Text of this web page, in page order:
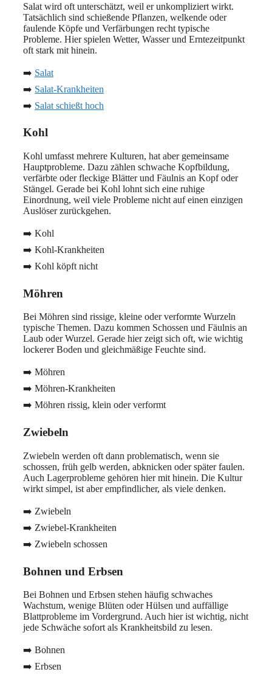
Salat wird oft unterschätzt, weil er unkompliziert wirkt.
Tatsächlich sind schießende Pflanzen, welkende oder
faulende Köpfe und Verfärbungen recht typische
Probleme. Hier spielen Wetter, Wasser und Erntezeitpunkt
oft stark mit hinein.
➡️ Salat
➡️ Salat-Krankheiten
➡️ Salat schießt hoch
Kohl
Kohl umfasst mehrere Kulturen, hat aber gemeinsame
Hauptprobleme. Dazu zählen schwache Kopfbildung,
verfärbte oder fleckige Blätter und Fäulnis an Kopf oder
Stängel. Gerade bei Kohl lohnt sich eine ruhige
Einordnung, weil viele Probleme nicht auf einen einzigen
Auslöser zurückgehen.
➡️ Kohl
➡️ Kohl-Krankheiten
➡️ Kohl köpft nicht
Möhren
Bei Möhren sind rissige, kleine oder verformte Wurzeln
typische Themen. Dazu kommen Schossen und Fäulnis an
Laub oder Wurzel. Gerade hier zeigt sich oft, wie wichtig
lockerer Boden und gleichmäßige Feuchte sind.
➡️ Möhren
➡️ Möhren-Krankheiten
➡️ Möhren rissig, klein oder verformt
Zwiebeln
Zwiebeln werden oft dann problematisch, wenn sie
schossen, früh gelb werden, abknicken oder später faulen.
Auch Lagerprobleme gehören hier mit hinein. Die Kultur
wirkt simpel, ist aber empfindlicher, als viele denken.
➡️ Zwiebeln
➡️ Zwiebel-Krankheiten
➡️ Zwiebeln schossen
Bohnen und Erbsen
Bei Bohnen und Erbsen stehen häufig schwaches
Wachstum, wenige Blüten oder Hülsen und auffällige
Blattprobleme im Vordergrund. Auch hier ist wichtig, nicht
jede Schwäche sofort als Krankheitsbild zu lesen.
➡️ Bohnen
➡️ Erbsen